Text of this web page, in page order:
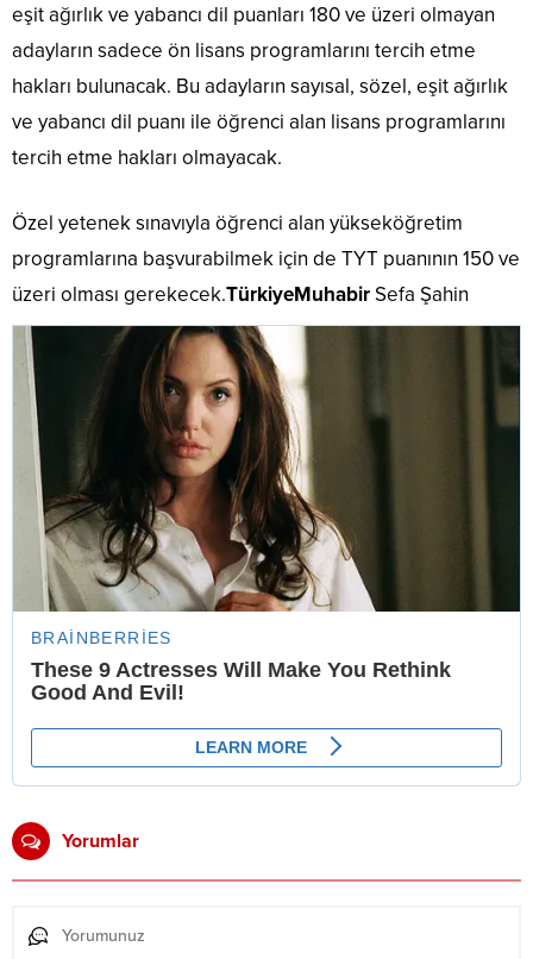
eşit ağırlık ve yabancı dil puanları 180 ve üzeri olmayan
adayların sadece ön lisans programlarını tercih etme
hakları bulunacak. Bu adayların sayısal, sözel, eşit ağırlık
ve yabancı dil puanı ile öğrenci alan lisans programlarını
tercih etme hakları olmayacak.
Özel yetenek sınavıyla öğrenci alan yükseköğretim
programlarına başvurabilmek için de TYT puanının 150 ve
üzeri olması gerekecek.TürkiyeMuhabirSefa Şahin
Yorumlar